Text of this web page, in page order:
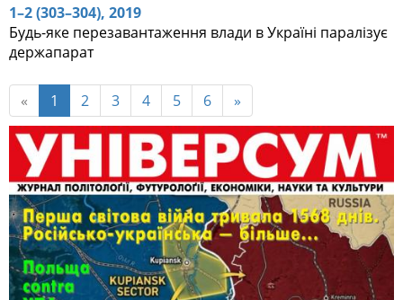
1–2 (303–304), 2019
Будь-яке перезавантаження влади в Україні паралізує
держапарат
« 1 2 3 4 5 6 »